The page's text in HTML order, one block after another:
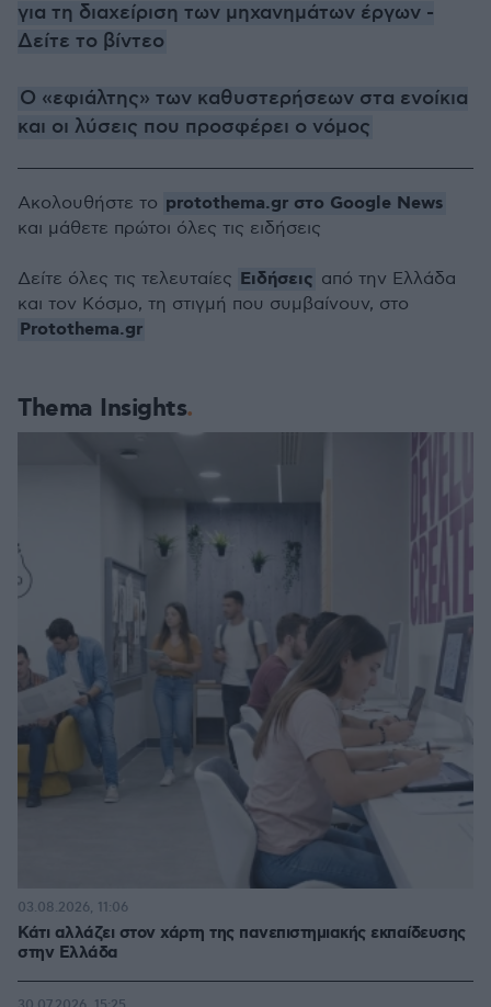
για τη διαχείριση των μηχανημάτων έργων -
Δείτε το βίντεο
Ο «εφιάλτης» των καθυστερήσεων στα ενοίκια
και οι λύσεις που προσφέρει ο νόμος
Thema Insights
Κάτι αλλάζει στον χάρτη της πανεπιστημιακής εκπαίδευσης
στην Ελλάδα
03.08.2026, 11:06
Ακολουθήστε το protothema.gr στο Google News
και μάθετε πρώτοι όλες τις ειδήσεις
Δείτε όλες τις τελευταίες Ειδήσεις από την Ελλάδα
και τον Κόσμο, τη στιγμή που συμβαίνουν, στο
Protothema.gr